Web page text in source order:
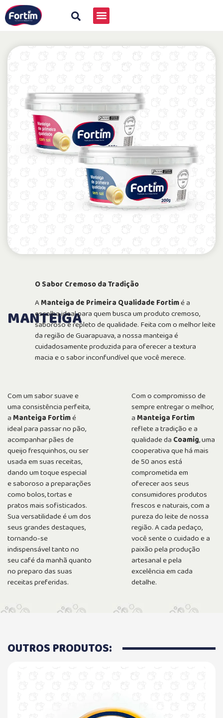
MANTEIGA
O Sabor Cremoso da Tradição
AManteiga de Primeira Qualidade Fortimé a
escolha ideal para quem busca um produto cremoso,
saboroso e repleto de qualidade. Feita com o melhor leite
da região de Guarapuava, a nossa manteiga é
cuidadosamente produzida para oferecer a textura
macia e o sabor inconfundível que você merece.
Com um sabor suave e
uma consistência perfeita,
a Manteiga Fortimé
ideal para passar no pão,
acompanhar pães de
queijo fresquinhos, ou ser
usada em suas receitas,
dando um toque especial
e saboroso a preparações
como bolos, tortas e
pratos mais sofisticados.
Sua versatilidade é um dos
seus grandes destaques,
tornando-se
indispensável tanto no
seu café da manhã quanto
no preparo das suas
receitas preferidas.
Com o compromisso de
sempre entregar o melhor,
a Manteiga Fortim
reflete a tradição e a
qualidade da Coamig, uma
cooperativa que há mais
de 50 anos está
comprometida em
oferecer aos seus
consumidores produtos
frescos e naturais, com a
pureza do leite de nossa
região. A cada pedaço,
você sente o cuidado e a
paixão pela produção
artesanal e pela
excelência em cada
detalhe.
OUTROS PRODUTOS: